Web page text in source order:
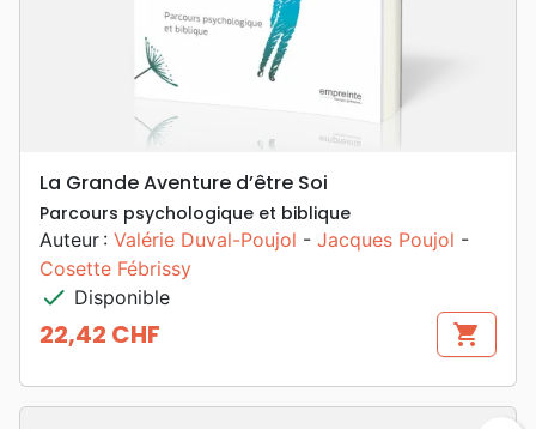
La Grande Aventure d’être Soi
Parcours psychologique et biblique
Auteur : Valérie Duval-Poujol - Jacques Poujol -
Cosette Fébrissy
check Disponible
Prix
22,42 CHF shopping_cart